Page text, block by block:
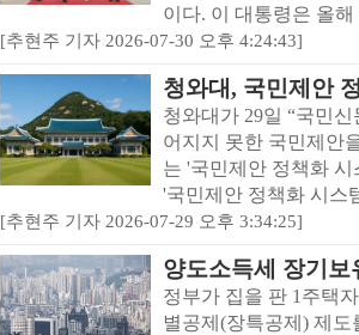
이다. 이 대통령은 올해
[추현주 기자 2026-07-30 오후 4:24:43]
청와대, 국민제안
청와대가 29일 “국민
어지지 못한 국민제안
는 '국민제안 정책화
'국민제안 정책화 시스
[추현주 기자 2026-07-29 오후 3:34:25]
양도소득세 장기
정부가 집을 판 1주택
별공제(장특공제) 제